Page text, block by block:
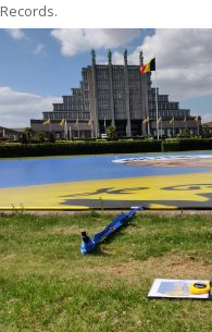
Records.